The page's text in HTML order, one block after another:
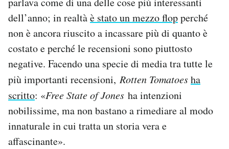
dell’anno; in realtàè stato un mezzo flopperché
non è ancora riuscito a incassare più di quanto è
costato e perché le recensioni sono piuttosto
negative. Facendo una specie di media tra tutte le
più importanti recensioni, Rotten Tomatoesha
scritto: «Free State of Jones ha intenzioni
nobilissime, ma non bastano a rimediare al modo
innaturale in cui tratta un storia vera e
affascinante».